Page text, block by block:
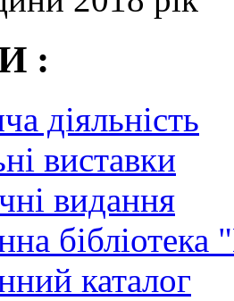
:
діяльність
виставки
видання
каталог